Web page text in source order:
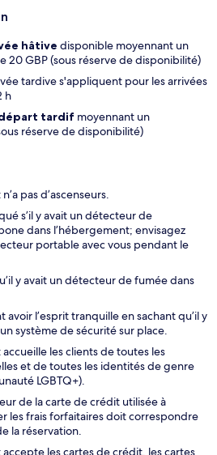
hâtive disponible moyennant un
20 GBP (sous réserve de disponibilité)
tardive s'appliquent pour les arrivées
h
tardif moyennant un
réserve de disponibilité)
pas d’ascenseurs.
s’il y avait un détecteur de
dans l’hébergement; envisagez
portable avec vous pendant le
y avait un détecteur de fumée dans
avoir l’esprit tranquille en sachant qu’il y
système de sécurité sur place.
les clients de toutes les
et de toutes les identités de genre
LGBTQ+).
de la carte de crédit utilisée à
les frais forfaitaires doit correspondre
la réservation.
les cartes de crédit, les cartes